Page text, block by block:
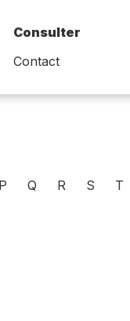
Consulter
Contact
P Q R S T